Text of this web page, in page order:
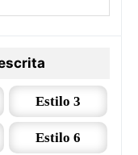
Estilo 3
Estilo 6